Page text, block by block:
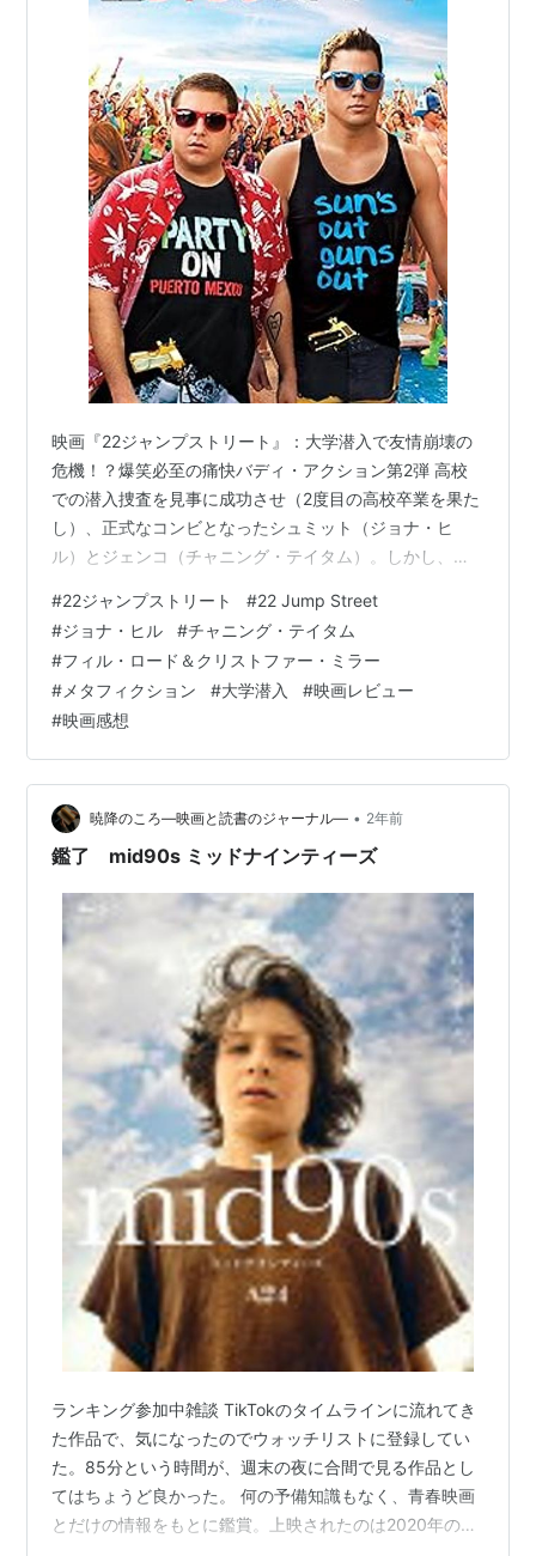
映画『22ジャンプストリート』：大学潜入で友情崩壊の
危機！？爆笑必至の痛快バディ・アクション第2弾 高校
での潜入捜査を見事に成功させ（2度目の高校卒業を果た
し）、正式なコンビとなったシュミット（ジョナ・ヒ
ル）とジェンコ（チャニング・テイタム）。しかし、麻
じてしまい、二人は再び潜入捜査官としてジャンプ・ス
トリートへ送り返されます。今度の拠点は、教会の向か
いにあるベトナム人キリスト教会の跡地「22番地」。そ
して新たな任務は、地元の大学に潜入し、女子大生が死
亡する原因となった新型麻薬「WHYPHY（ワイファ
イ）」の供給元を突き止めることでした。女子寮…
#22ジャンプストリート #22 Jump Street
#ジョナ・ヒル #チャニング・テイタム
#フィル・ロード＆クリストファー・ミラー
# メタフィクション #大学潜入 #映画レビュー
#映画感想
暁降のころ―映画と読書のジャーナル― • 2年前
鑑了 mid90s ミッドナインティーズ
ランキング参加中雑談 TikTokのタイムラインに流れてき
た作品で、気になったのでウォッチリストに登録してい
た。85分という時間が、週末の夜に合間で見る作品とし
てはちょうど良かった。 何の予備知識もなく、青春映画
とだけの情報をもとに鑑賞。上映されたのは2020年の９